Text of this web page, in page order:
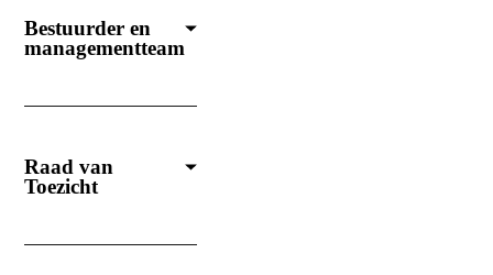
Bestuurder en
managementteam
Raad van
Toezicht